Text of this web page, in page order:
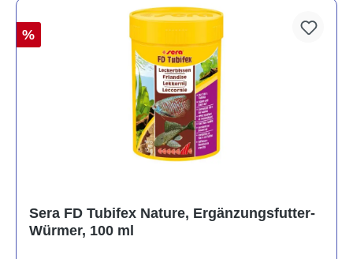
%
Sera FD Tubifex Nature, Ergänzungsfutter-
Würmer, 100 ml